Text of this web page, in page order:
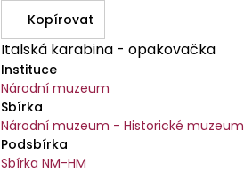
Kopírovat
Italská karabina - opakovačka
Instituce
Národní muzeum
Sbírka
Národní muzeum - Historické muzeum
Podsbírka
Sbírka NM-HM